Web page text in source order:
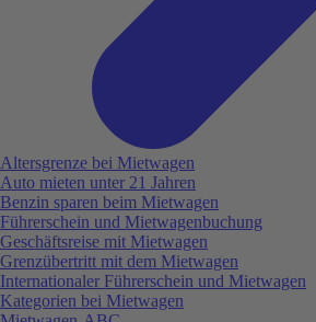
Altersgrenze bei Mietwagen
Auto mieten unter 21 Jahren
Benzin sparen beim Mietwagen
Führerschein und Mietwagenbuchung
Geschäftsreise mit Mietwagen
Grenzübertritt mit dem Mietwagen
Internationaler Führerschein und Mietwagen
Kategorien bei Mietwagen